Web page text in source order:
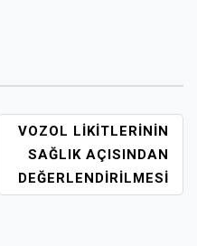
VOZOL LIKITLERININ
SAĞLIK AÇISINDAN
DEĞERLENDIRILMESI